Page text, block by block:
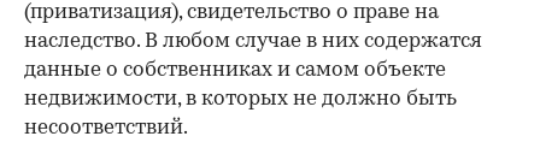
(приватизация), свидетельство о праве на
наследство. В любом случае в них содержатся
данные о собственниках и самом объекте
недвижимости, в которых не должно быть
несоответствий.